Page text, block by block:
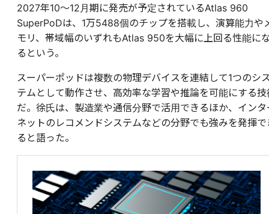
2027年10〜12月期に発売が予定されているAtlas 960
SuperPoDは、1万5488個のチップを搭載し、演算能力や
モリ、帯域幅のいずれもAtlas 950を大幅に上回る性能に
るという。
スーパーポッドは複数の物理デバイスを連結して1つのシ
テムとして動作させ、高効率な学習や推論を可能にする技
だ。徐氏は、製造業や通信分野で活用できるほか、インタ
ネットのレコメンドシステムなどの分野でも強みを発揮で
ると語った。